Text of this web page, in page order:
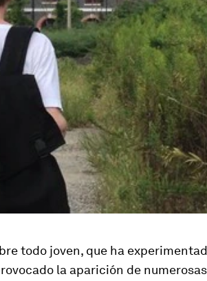
todo joven, que ha
la aparición de